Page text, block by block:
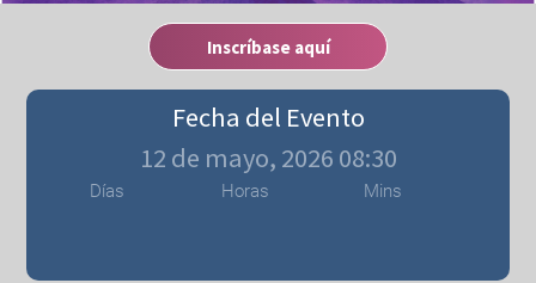
Inscríbase aquí
Fecha del Evento
12 de mayo, 2026 08:30
Días Horas Mins